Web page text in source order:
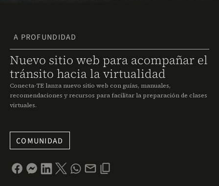
A PROFUNDIDAD
Nuevo sitio web para acompañar el
tránsito hacia la virtualidad
Conecta-TE lanza nuevo sitio web con guías, manuales,
recomendaciones y recursos para facilitar la preparación de clases
virtuales.
COMUNIDAD